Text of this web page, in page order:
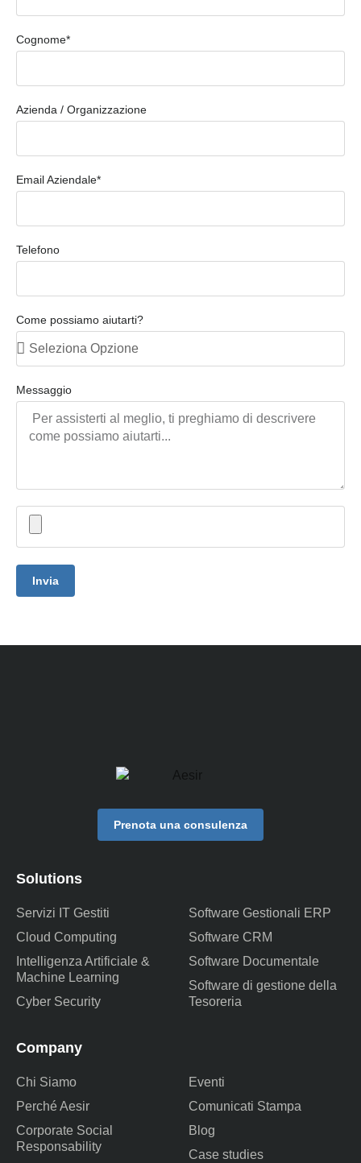
Cognome*
Azienda / Organizzazione
Email Aziendale*
Telefono
Come possiamo aiutarti?
Messaggio
Invia
Solutions
Servizi IT Gestiti
Cloud Computing
Intelligenza Artificiale &
Machine Learning
Cyber Security
Software Gestionali ERP
Software CRM
Software Documentale
Software di gestione della
Tesoreria
Company
Chi Siamo
Perché Aesir
Corporate Social
Responsability
Eventi
Comunicati Stampa
Blog
Case studies
Prenota una consulenza